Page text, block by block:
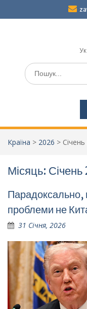
Шукати:
Країна > 2026 > Січень
Місяць:
проблеми не
31 Січня, 2026